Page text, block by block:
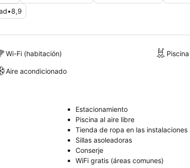
•8,9
Wi-Fi (habitación) Piscina
Aire acondicionado
Estacionamiento
Piscina al aire libre
Tienda de ropa en las instalaciones
Sillas asoleadoras
Conserje
WiFi gratis (áreas comunes)